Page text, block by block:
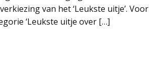
van het ‘Leukste uitje’. Voor
‘Leukste uitje over […]